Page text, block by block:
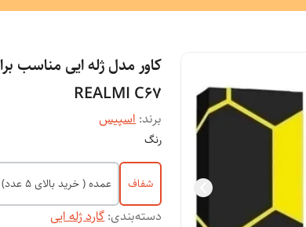
کاور مدل ژله ایی مناسب
REALMI C67
برند:اسپیس
رنگ
شفاف عمده ( خرید بالای 5 عدد)
دسته‌بندی:گارد ژله ایی